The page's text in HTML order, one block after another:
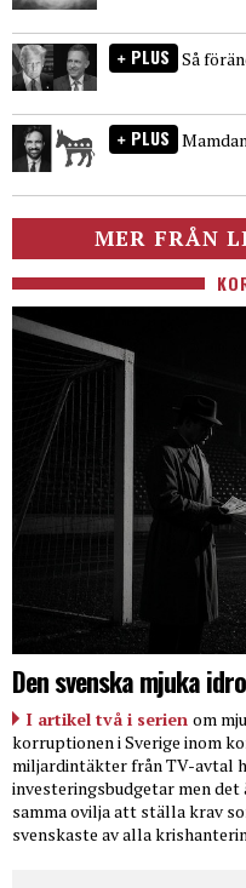
PLUS Så
PLUS
MER FRÅN
Den svenska mjuka
I artikel två i serien om
korruptionen i Sverige inom
miljardintäkter från TV-avtal
investeringsbudgetar men
samma ovilja att ställa krav
svenskaste av alla